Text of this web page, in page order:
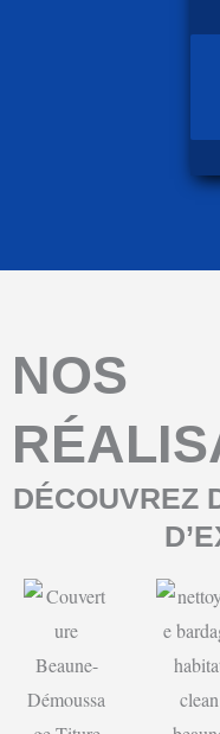
NOS
DÉCOUVREZ